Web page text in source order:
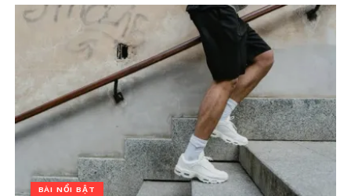
BÀI NỔI BẬT